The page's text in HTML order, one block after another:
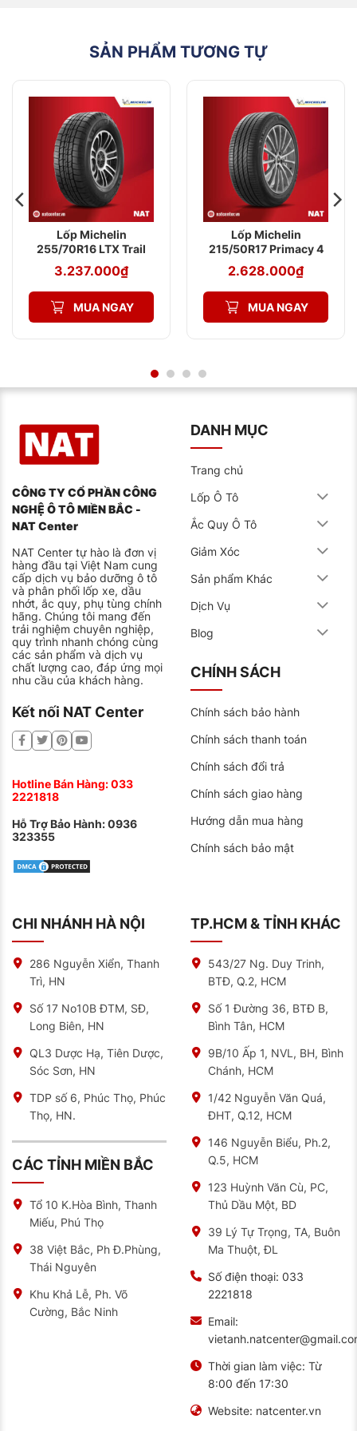
CHI TIẾT
Chỉ số tải
trọng
99 (775kg/lốp)
Chỉ số tốc
V (240km/h)
Loại lốp
Tubeless (không
săm)
Chiều rộng
mặt lốp
225mm
Tỷ lệ biên
dạng
Đường
kính mâm
Silica thế hệ mới
với Carbon Black
lượng
Chú thích một số thuật ngữ:
Silica thế hệ mới: lốp giữ ma sát tốt trong mọi điều
kiện nhiệt độ.
Carbon Black: chất gia cố, tăng độ bền cho cao su
Giá lốp 225/55R19 UltraContact của
Continental
Tại thị trường Việt Nam, dòng lốp này có giá dao động
từ 4.5 đến 5.0 triệu đồng/chiếc (đã bao gồm VAT), tùy
theo đại lý và chương trình khuyến mãi.
Lưu ý: Giá sản phẩm có thể thay đổi theo từng thời
điểm tùy vào chính sách nhà cung cấp, chương trình
khuyến mãi hoặc biến động thị trường. Quý khách vui
lòng liên hệ trực tiếp để được cập nhật thông tin giá
mới nhất và chính xác nhất.
So với các đối thủ cùng phân khúc cao cấp, hãng
Michelin và tương đương Bridgestone, nhưng với nhiều
ưu điểm vượt trội về công nghệ và hiệu suất.
cao an toàn sử dụng lâu dài giúp bạn giảm chi phí và
an tâm khi sử dụng:
Tiết kiệm nhiên liệu khoảng 5-7% (tương đương
thông thường, đặc biệt nếu người dùng đảo lốp
đúng hạn, canh chỉnh góc đặt bánh xe, giữ đúng
hướng bánh xe để tránh mòn lệch và kiểm tra áp
suất thường xuyên)
Bảo vệ mâm xe hiệu quả nhờ thành lốp bền chắc,
giảm nguy cơ hư hỏng
SẢN PHẨM TƯƠNG TỰ
Lốp Michelin
255/70R16 LTX Trail
3.237.000₫
MUA NGAY
Lốp Michelin
215/50R17 Primacy 4
ST
2.628.000₫
MUA NGAY
CÔNG TY CỔ PHẦN CÔNG
NGHỆ Ô TÔ MIỀN BẮC -
NAT Center
NAT Center tự hào là đơn vị
hàng đầu tại Việt Nam cung
cấp dịch vụ bảo dưỡng ô tô
và phân phối lốp xe, dầu
nhớt, ắc quy, phụ tùng chính
hãng. Chúng tôi mang đến
trải nghiệm chuyên nghiệp,
quy trình nhanh chóng cùng
các sản phẩm và dịch vụ
chất lượng cao, đáp ứng mọi
nhu cầu của khách hàng.
Kết nối NAT Center
Hotline Bán Hàng:033
2221818
Hỗ Trợ Bảo Hành:0936
323355
DANH MỤC
Trang chủ
Lốp Ô Tô
Ắc Quy Ô Tô
Giảm Xóc
Sản phẩm Khác
Dịch Vụ
Blog
CHÍNH SÁCH
Chính sách bảo hành
Chính sách thanh toán
Chính sách đổi trả
Chính sách giao hàng
Hướng dẫn mua hàng
Chính sách bảo mật
CHI NHÁNH HÀ NỘI
286 Nguyễn Xiển, Thanh
Trì, HN
Số 17 No10B ĐTM, SĐ,
Long Biên, HN
QL3 Dược Hạ, Tiên Dược,
Sóc Sơn, HN
TDP số 6, Phúc Thọ, Phúc
Thọ, HN.
CÁC TỈNH MIỀN BẮC
Tổ 10 K.Hòa Bình, Thanh
Miếu, Phú Thọ
38 Việt Bắc, Ph Đ.Phùng,
Thái Nguyên
Khu Khả Lễ, Ph. Võ
Cường, Bắc Ninh
TP.HCM & TỈNH KHÁC
543/27 Ng. Duy Trinh,
BTĐ, Q.2, HCM
Số 1 Đường 36, BTĐ B,
Bình Tân, HCM
9B/10 Ấp 1, NVL, BH, Bình
Chánh, HCM
1/42 Nguyễn Văn Quá,
ĐHT, Q.12, HCM
146 Nguyễn Biểu, Ph.2,
Q.5, HCM
123 Huỳnh Văn Cù, PC,
Thủ Dầu Một, BD
39 Lý Tự Trọng, TA, Buôn
Ma Thuột, ĐL
Số điện thoại: 033
2221818
Email:
Thời gian làm việc: Từ
8:00 đến 17:30
Website: natcenter.vn